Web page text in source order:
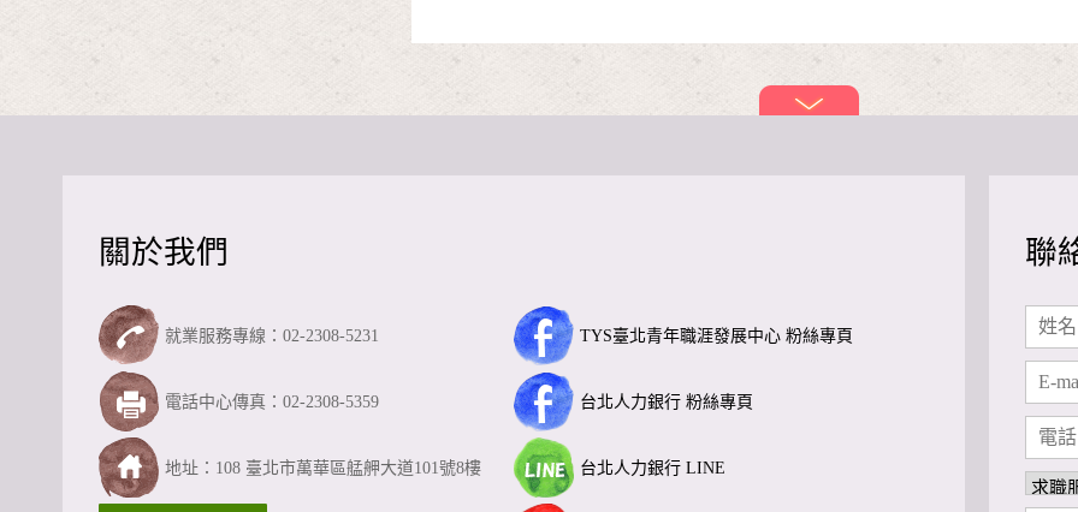
關於我們
就業服務專線：02-2308-5231 TYS臺北青年職涯發展中心 粉絲專頁
電話中心傳真：02-2308-5359 台北人力銀行 粉絲專頁
地址：108 臺北市萬華區艋舺大道101號8樓 台北人力銀行 LINE
聯